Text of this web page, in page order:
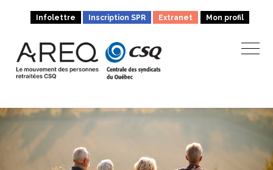
Infolettre Inscription SPR Extranet Mon profil